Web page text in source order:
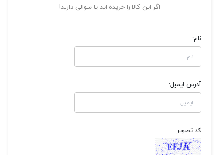
اگر این کالا را خریده اید یا سوالی دارید!
نام:
آدرس ایمیل:
کد تصویر